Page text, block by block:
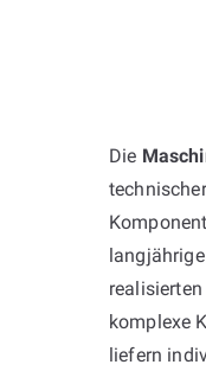
Die
komplexe
liefern